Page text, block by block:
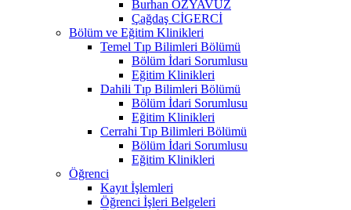
Burhan ÖZYAVUZ
Çağdaş CİGERCİ
Bölüm ve Eğitim Klinikleri
Temel Tıp Bilimleri Bölümü
Bölüm İdari Sorumlusu
Eğitim Klinikleri
Dahili Tıp Bilimleri Bölümü
Bölüm İdari Sorumlusu
Eğitim Klinikleri
Cerrahi Tıp Bilimleri Bölümü
Bölüm İdari Sorumlusu
Eğitim Klinikleri
Öğrenci
Kayıt İşlemleri
Öğrenci İşleri Belgeleri